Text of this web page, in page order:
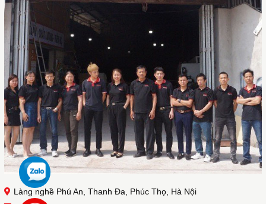
Làng nghề Phú An, Thanh Đa, Phúc Thọ, Hà Nội